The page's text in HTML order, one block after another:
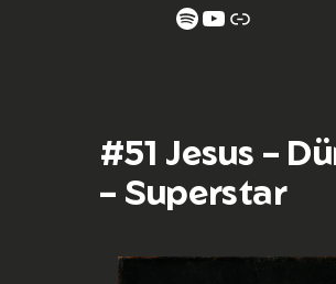
Spotify YouTube Link
#51 Jesus –
– Superstar